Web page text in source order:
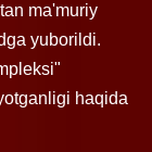
ma'muriy
yuborildi.
haqida